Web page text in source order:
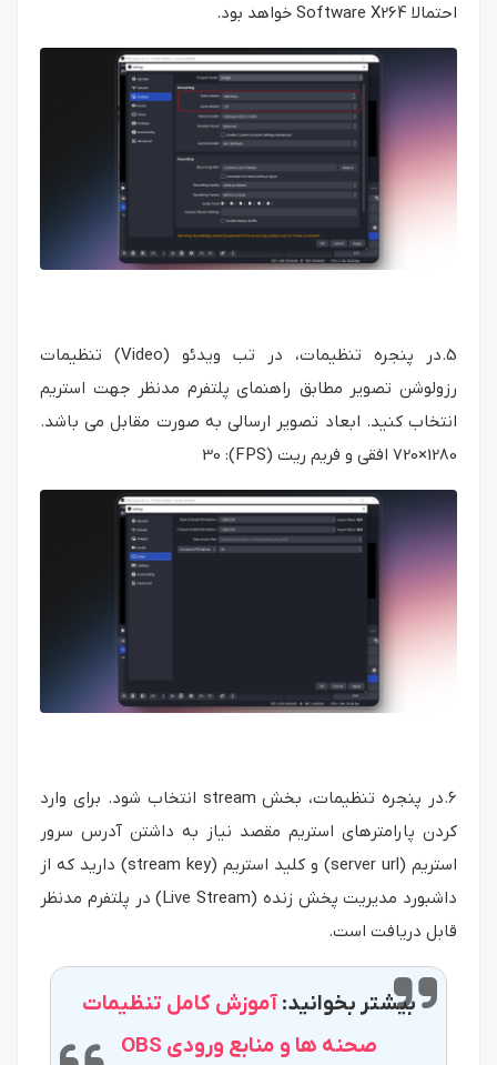
احتمالا Software X264 خواهد بود.
5.در پنجره تنظیمات، در تب ویدئو (Video) تنظیمات
رزولوشن تصویر مطابق راهنمای پلتفرم مدنظر جهت استریم
انتخاب کنید. ابعاد تصویر ارسالی به صورت مقابل می باشد.
1280×720 افقی و فریم ریت (FPS): 30
6.در پنجره تنظیمات، بخش stream انتخاب شود. برای وارد
کردن پارامترهای استریم مقصد نیاز به داشتن آدرس سرور
استریم (server url) و کلید استریم (stream key) دارید که از
داشبورد مدیریت پخش زنده (Live Stream) در پلتفرم مدنظر
قابل دریافت است.
بیشتر بخوانید:آموزش کامل تنظیمات
صحنه ها و منابع ورودی OBS